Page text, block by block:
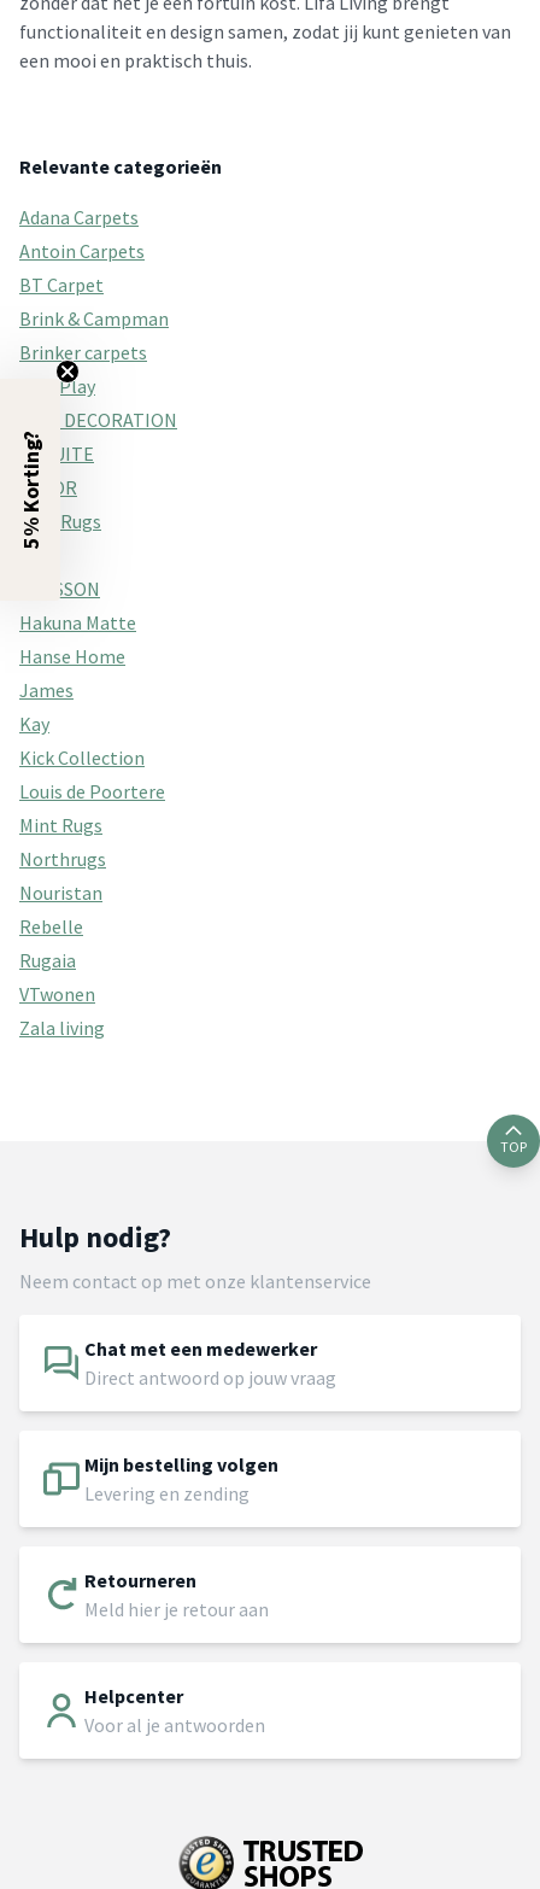
functionaliteit en design samen, zodat jij kunt genieten van
een mooi en praktisch thuis.
Relevante categorieën
Adana Carpets
Antoin Carpets
BT Carpet
Brink & Campman
Brinker carpets
City-Play
ELLE DECORATION
ENSUITE
FLOOR
Flair Rugs
Fraai
GRASSON
Hakuna Matte
Hanse Home
James
Kay
Kick Collection
Louis de Poortere
Mint Rugs
Northrugs
Nouristan
Rebelle
Rugaia
VTwonen
Zala living
TOP
Hulp nodig?
Neem contact op met onze klantenservice
Chat met een medewerker
Direct antwoord op jouw vraag
Mijn bestelling volgen
Levering en zending
Retourneren
Meld hier je retour aan
Helpcenter
Voor al je antwoorden
5% Korting?